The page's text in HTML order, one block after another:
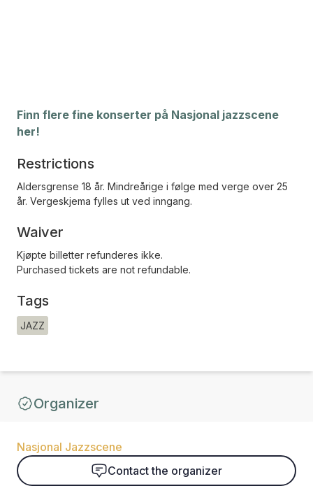
Finn flere fine konserter på Nasjonal jazzscene
her!
Restrictions
Aldersgrense 18 år. Mindreårige i følge med verge over 25
år. Vergeskjema fylles ut ved inngang.
Waiver
Kjøpte billetter refunderes ikke.
Purchased tickets are not refundable.
Tags
JAZZ
Organizer
Nasjonal Jazzscene
Contact the organizer